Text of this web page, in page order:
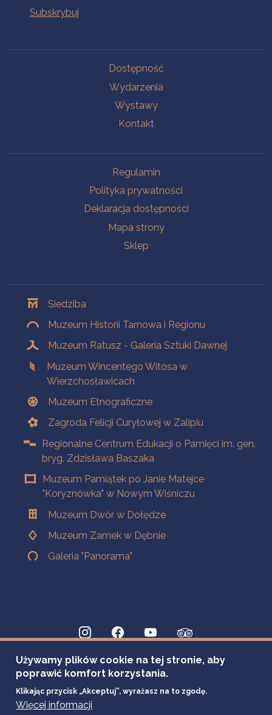
Dostępność
Wydarzenia
Wystawy
Kontakt
Regulamin
Polityka prywatności
Deklaracja dostępności
Mapa strony
Sklep
Siedziba
Muzeum Historii Tarnowa i Regionu
Muzeum Ratusz - Galeria Sztuki Dawnej
Muzeum Wincentego Witosa w
Wierzchosławicach
Muzeum Etnograficzne
Zagroda Felicji Curyłowej w Zalipiu
Regionalne Centrum Edukacji o Pamięci im. gen.
bryg. Zdzisława Baszaka
Muzeum Pamiątek po Janie Matejce
"Koryznówka" w Nowym Wiśniczu
Muzeum Dwór w Dołędze
Muzeum Zamek w Dębnie
Galeria "Panorama"
Używamy plików cookie na tej stronie, aby
poprawić komfort korzystania.
Klikając przycisk „Akceptuj”, wyrażasz na to zgodę.
Więcej informacji